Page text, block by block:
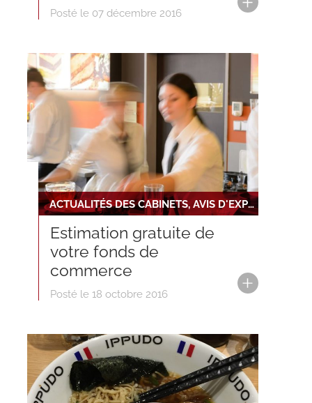
Posté le 07 décembre 2016
ACTUALITÉS DES CABINETS, AVIS D'EXPERT
Estimation gratuite de
votre fonds de
commerce
Posté le 18 octobre 2016